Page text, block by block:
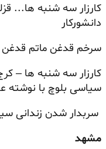
کارزار سه شنبه ها...
دانشورکار
سرخم قدغن ماتم قدغن
کارزار سه شنبه ها –
سیاسی بلوچ با نوشته عامر رامش ۶
سربدار شدن زندانی
مشهد